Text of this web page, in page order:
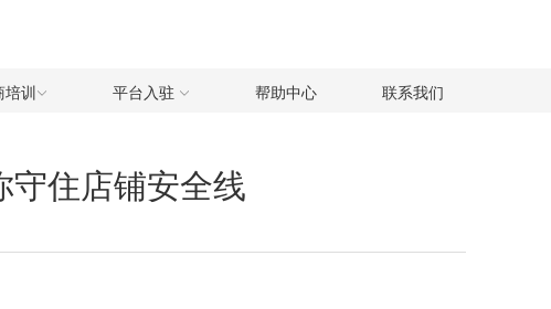
培训 平台入驻 帮助中心 联系我们
住店铺安全线